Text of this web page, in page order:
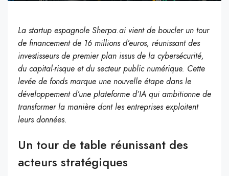
La startup espagnole Sherpa.ai vient de boucler un tour
de financement de 16 millions d’euros, réunissant des
investisseurs de premier plan issus de la cybersécurité,
du capital-risque et du secteur public numérique. Cette
levée de fonds marque une nouvelle étape dans le
développement d’une plateforme d’IA qui ambitionne de
transformer la manière dont les entreprises exploitent
leurs données.
Un tour de table réunissant des
acteurs stratégiques